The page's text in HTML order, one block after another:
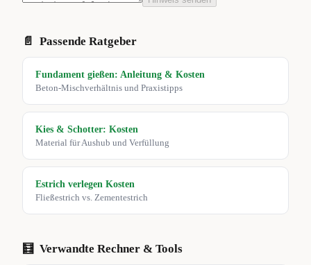
📄 Passende Ratgeber
Fundament gießen: Anleitung & Kosten
Beton-Mischverhältnis und Praxistipps
Kies & Schotter: Kosten
Material für Aushub und Verfüllung
Estrich verlegen Kosten
Fließestrich vs. Zementestrich
🧮 Verwandte Rechner & Tools